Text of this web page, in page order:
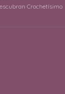
Crochetísimo